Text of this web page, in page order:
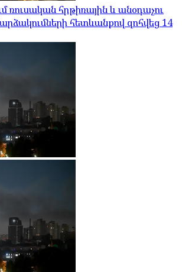
ռուսական հրթիռային և անօդաչու
հետևանքով զոհվեց 14